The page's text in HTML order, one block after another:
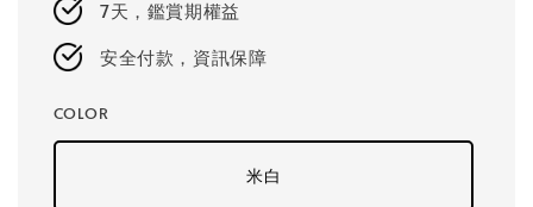
7天，鑑賞期權益
安全付款，資訊保障
COLOR
米白